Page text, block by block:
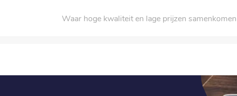
Waar hoge kwaliteit en lage prijzen samenkomen